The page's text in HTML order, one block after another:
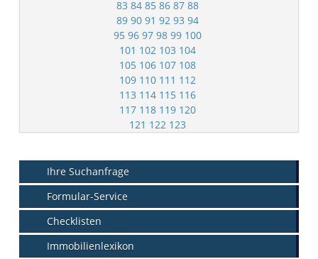
83 84 85 86 87 88
89 90 91 92 93 94
95 96 97 98 99 100
101 102 103 104
105 106 107 108
109 110 111 112
113 114 115 116
117 118 119 120
121 122 123
Ihre Suchanfrage
Formular-Service
Checklisten
Immobilienlexikon